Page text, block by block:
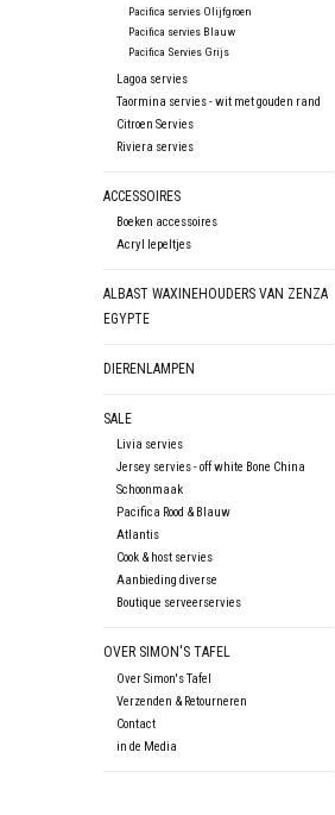
Pacifica servies Olijfgroen
Pacifica servies Blauw
Pacifica Servies Grijs
Lagoa servies
Taormina servies - wit met gouden rand
Citroen Servies
Riviera servies
ACCESSOIRES
Boeken accessoires
Acryl lepeltjes
ALBAST WAXINEHOUDERS VAN ZENZA
EGYPTE
DIERENLAMPEN
SALE
Livia servies
Jersey servies - off white Bone China
Schoonmaak
Pacifica Rood & Blauw
Atlantis
Cook & host servies
Aanbieding diverse
Boutique serveerservies
OVER SIMON'S TAFEL
Over Simon's Tafel
Verzenden & Retourneren
Contact
in de Media